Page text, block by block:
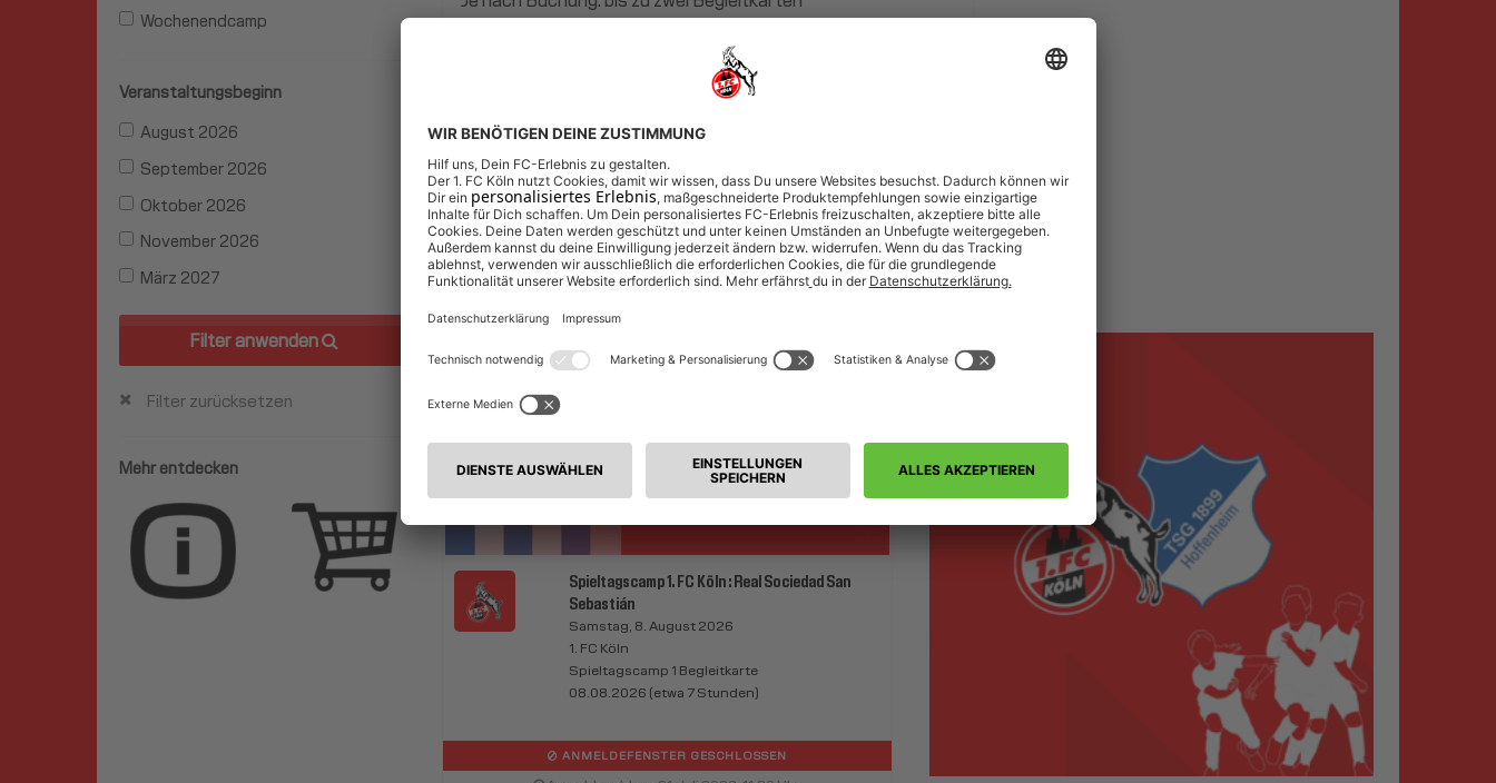
Wochenendcamp
Veranstaltungsbeginn
August 2026
September 2026
Oktober 2026
November 2026
März 2027
Filter anwenden
Filter zurücksetzen
Mehr entdecken
Treffpunkt in der Regel vier Stunden vor der jeweiligen
Anstoßzeit (Änderungen vorbehalten).
Diese Veranstaltungen könnten dich auch interessieren
Spieltagscamp 1. FC Köln : Real Sociedad San
Sebastián
Samstag, 8. August 2026
1. FC Köln
Spieltagscamp 1 Begleitkarte
08.08.2026 (etwa 7 Stunden)
ANMELDEFENSTER GESCHLOSSEN